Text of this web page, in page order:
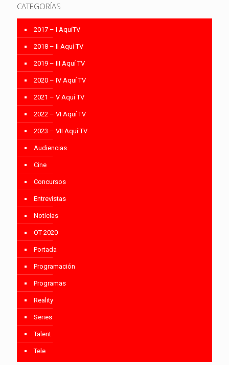
CATEGORÍAS
2017 – I AquíTV
2018 – II Aquí TV
2019 – III Aquí TV
2020 – IV Aquí TV
2021 – V Aquí TV
2022 – VI Aquí TV
2023 – VII Aquí TV
Audiencias
Cine
Concursos
Entrevistas
Noticias
OT 2020
Portada
Programación
Programas
Reality
Series
Talent
Tele